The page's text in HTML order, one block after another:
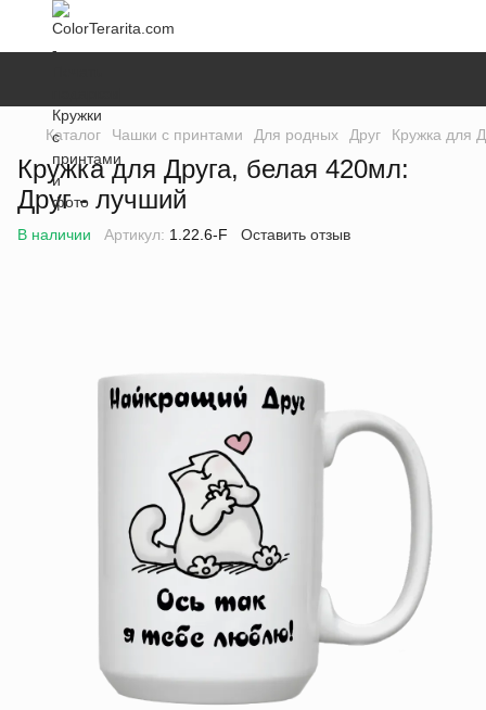
Каталог Чашки с принтами Для родных Друг Кружка для
Кружка для Друга, белая 420мл:
Друг - лучший
В наличии Артикул: 1.22.6-F Оставить отзыв